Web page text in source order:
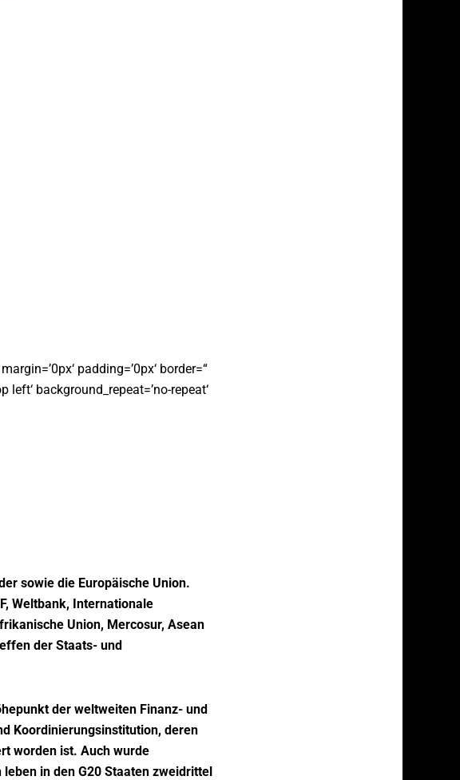
padding=’0px‘ border=“
left‘ background_repeat=’no-repeat‘
sowie die Europäische Union.
Weltbank, Internationale
Union, Mercosur, Asean
der Staats- und
der weltweiten Finanz- und
Koordinierungsinstitution, deren
worden ist. Auch wurde
in den G20 Staaten zweidrittel